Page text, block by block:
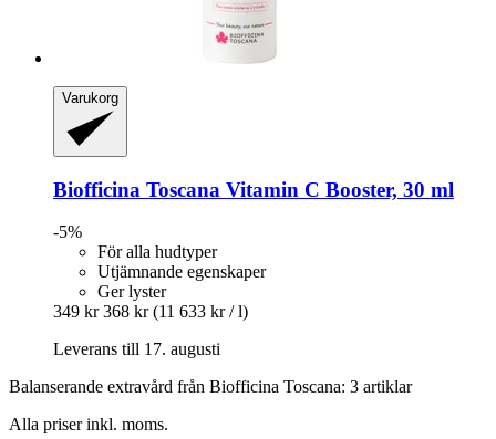
Varukorg
Biofficina Toscana Vitamin C Booster, 30 ml
-5%
För alla hudtyper
Utjämnande egenskaper
Ger lyster
349 kr 368 kr (11 633 kr / l)
Leverans till 17. augusti
Balanserande extravård från Biofficina Toscana: 3 artiklar
Alla priser inkl. moms.